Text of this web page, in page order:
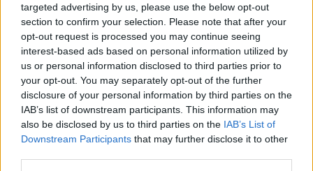
targeted advertising by us, please use the below opt-out
section to confirm your selection. Please note that after your
opt-out request is processed you may continue seeing
interest-based ads based on personal information utilized by
us or personal information disclosed to third parties prior to
your opt-out. You may separately opt-out of the further
disclosure of your personal information by third parties on the
IAB’s list of downstream participants. This information may
also be disclosed by us to third parties on the IAB’s List of
Downstream Participants that may further disclose it to other
9. A srác valószínűleg nem nevetett, amikor visszakapta a
lánytól a cetlit. Külső szemlélőként viszont több mint
megmosolyogtató.